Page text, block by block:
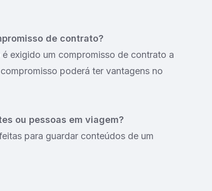
de contrato?
exigido um compromisso de contrato a
poderá ter vantagens no
ou pessoas em viagem?
para guardar conteúdos de um